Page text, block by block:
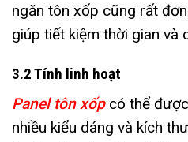
ngăn tôn xốp cũng rất
giúp tiết kiệm thời gian và
3.2 Tính linh hoạt
Panel tôn xốpcó thể
nhiều kiểu dáng và kích